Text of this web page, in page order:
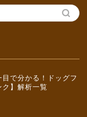
目で分かる！ドッグフ
ク】解析一覧